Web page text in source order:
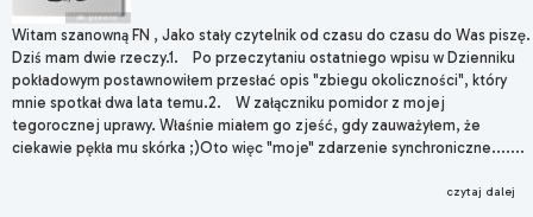
Witam szanowną FN , Jako stały czytelnik od czasu do czasu do Was piszę.
Dziś mam dwie rzeczy.1. Po przeczytaniu ostatniego wpisu w Dzienniku
pokładowym postawnowiłem przesłać opis "zbiegu okoliczności", który
mnie spotkał dwa lata temu.2. W załączniku pomidor z mojej
tegorocznej uprawy. Właśnie miałem go zjeść, gdy zauważyłem, że
ciekawie pękła mu skórka ;)Oto więc "moje" zdarzenie synchroniczne.......
czytaj dalej